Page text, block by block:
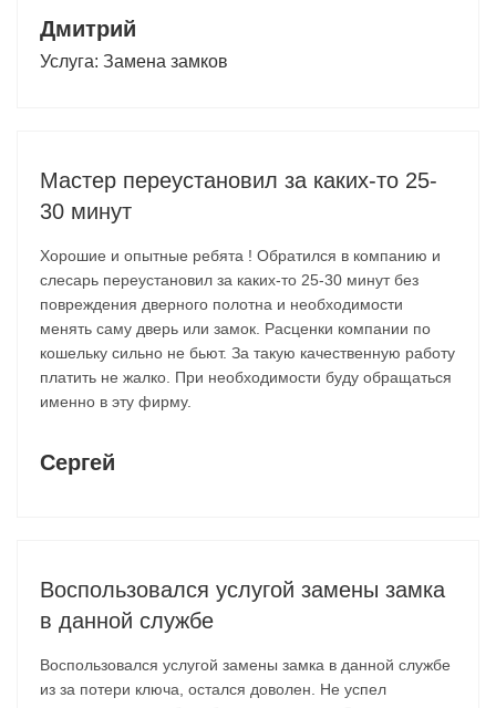
Дмитрий
Услуга: Замена замков
Мастер переустановил за каких-то 25-
30 минут
Хорошие и опытные ребята ! Обратился в компанию и
слесарь переустановил за каких-то 25-30 минут без
повреждения дверного полотна и необходимости
менять саму дверь или замок. Расценки компании по
кошельку сильно не бьют. За такую качественную работу
платить не жалко. При необходимости буду обращаться
именно в эту фирму.
Сергей
Воспользовался услугой замены замка
в данной службе
Воспользовался услугой замены замка в данной службе
из за потери ключа, остался доволен. Не успел